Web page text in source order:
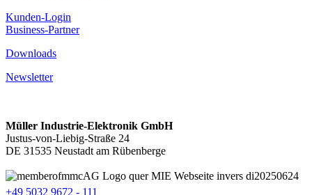
Kunden-Login
Business-Partner
Downloads
Newsletter
Müller Industrie-Elektronik GmbH
Justus-von-Liebig-Straße 24
DE 31535 Neustadt am Rübenberge
+49 5032 9672 - 111